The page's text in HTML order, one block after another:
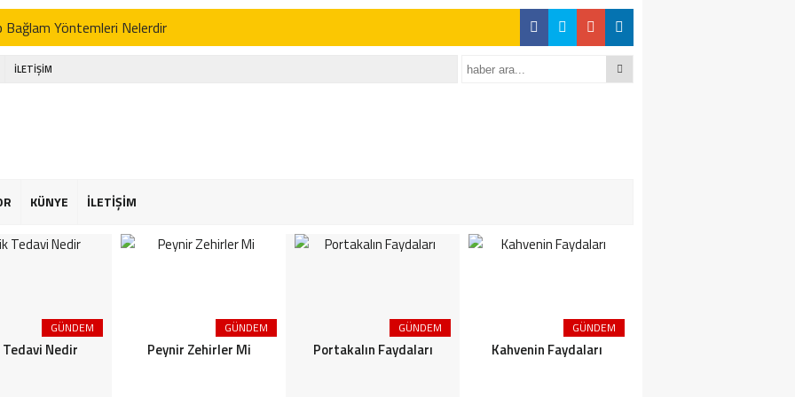
Bağlam Yöntemleri Nelerdir
Nedir
Zehirler Mi
Faydaları
Faydaları
Şekeriniz Olabilir! İnteraktif Öğren
Akgün Kimdir
İLETİŞİM
KÜNYE İLETİŞİM
GÜNDEM
Nedir
GÜNDEM
Peynir Zehirler Mi
GÜNDEM
Portakalın Faydaları
GÜNDEM
Kahvenin Faydaları